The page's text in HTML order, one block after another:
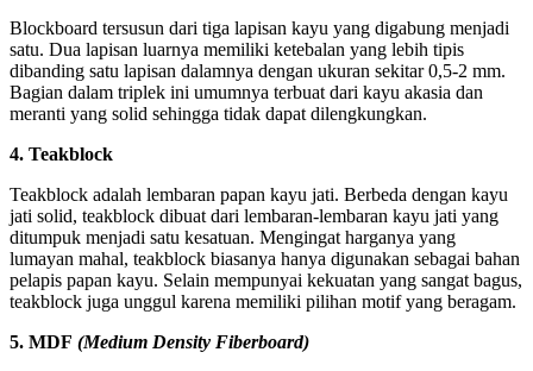
Blockboard tersusun dari tiga lapisan kayu yang digabung menjadi
satu. Dua lapisan luarnya memiliki ketebalan yang lebih tipis
dibanding satu lapisan dalamnya dengan ukuran sekitar 0,5-2 mm.
Bagian dalam triplek ini umumnya terbuat dari kayu akasia dan
meranti yang solid sehingga tidak dapat dilengkungkan.
4. Teakblock
Teakblock adalah lembaran papan kayu jati. Berbeda dengan kayu
jati solid, teakblock dibuat dari lembaran-lembaran kayu jati yang
ditumpuk menjadi satu kesatuan. Mengingat harganya yang
lumayan mahal, teakblock biasanya hanya digunakan sebagai bahan
pelapis papan kayu. Selain mempunyai kekuatan yang sangat bagus,
teakblock juga unggul karena memiliki pilihan motif yang beragam.
5. MDF (Medium Density Fiberboard)